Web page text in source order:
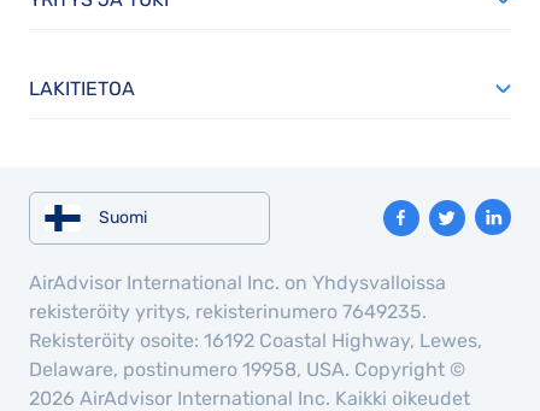
LAKITIETOA
Suomi
AirAdvisor International Inc. on Yhdysvalloissa
rekisteröity yritys, rekisterinumero 7649235.
Rekisteröity osoite: 16192 Coastal Highway, Lewes,
Delaware, postinumero 19958, USA. Copyright ©
2026 AirAdvisor International Inc. Kaikki oikeudet